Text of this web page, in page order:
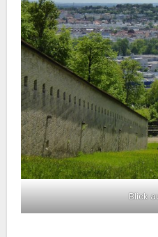
Blick